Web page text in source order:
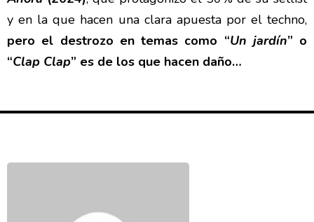
y en la que hacen una clara apuesta por el techno,
pero el destrozo en temas como “Un jardín” o
“Clap Clap” es de los que hacen daño…